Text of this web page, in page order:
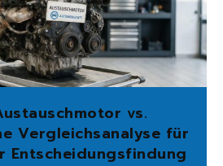
vs.
Vergleichsanalyse für
Entscheidungsfindung